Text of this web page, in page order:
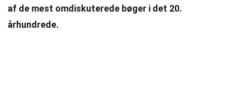
af de mest omdiskuterede bøger i det 20.
århundrede.